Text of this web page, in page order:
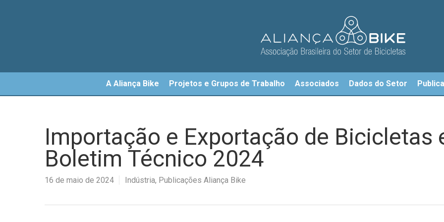
A Aliança Bike Projetos e Grupos de Trabalho Associados Dados do Setor
Importação e Exportação de Bicicletas
Boletim Técnico 2024
16 de maio de 2024 Indústria, Publicações Aliança Bike